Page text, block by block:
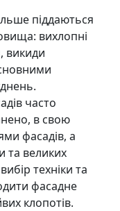
піддаються
вихлопні
викиди
часто
в свою
фасадів, а
та великих
техніки та
фасадне
клопотів.